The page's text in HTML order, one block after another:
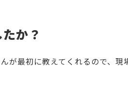
か？
が最初に教えてくれるので、現